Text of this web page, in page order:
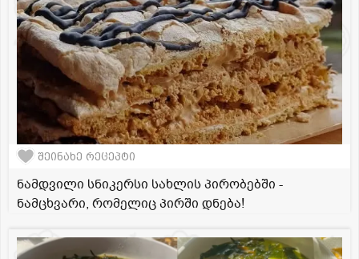
შეინახე რეცეპტი
ნამდვილი სნიკერსი სახლის პირობებში -
ნამცხვარი, რომელიც პირში დნება!